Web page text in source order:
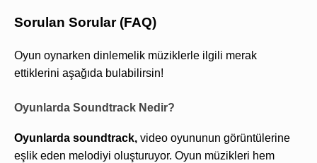
Sorulan Sorular (FAQ)
Oyun oynarken dinlemelik müziklerle ilgili merak
ettiklerini aşağıda bulabilirsin!
Oyunlarda Soundtrack Nedir?
Oyunlarda soundtrack, video oyununun görüntülerine
eşlik eden melodiyi oluşturuyor. Oyun müzikleri hem